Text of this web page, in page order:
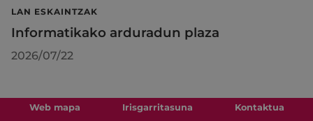
LAN ESKAINTZAK
Informatikako arduradun plaza
2026/07/22
Web mapa Irisgarritasuna
Kontaktua